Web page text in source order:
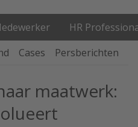
HR
Cases Persberichten
maatwerk: